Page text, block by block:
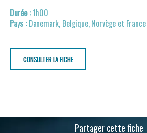
1h00
Danemark, Belgique, Norvège et France
CONSULTER LA FICHE
Partager cette fiche